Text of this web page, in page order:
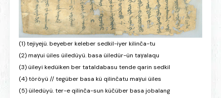
(1) tejiyejü. beyeber keleber sedkil-iyer kilinča-tu
(2) maγui üiles üiledüyü. basa üiledür-ün taγalaqu
(3) üileyi kedüiken ber tataldabasu tende qarin sedkil
(4) töröyü // tegüber basa kü qilinčatu maγui üiles
(5) üiledüyü. ter-e qilinča-sun küčüber basa jobalang